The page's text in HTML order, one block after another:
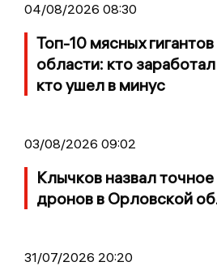
04/08/2026 08:30
Топ-10 мясных
области: кто
кто ушел в минус
03/08/2026 09:02
Клычков назвал
дронов в Орловской
31/07/2026 20:20